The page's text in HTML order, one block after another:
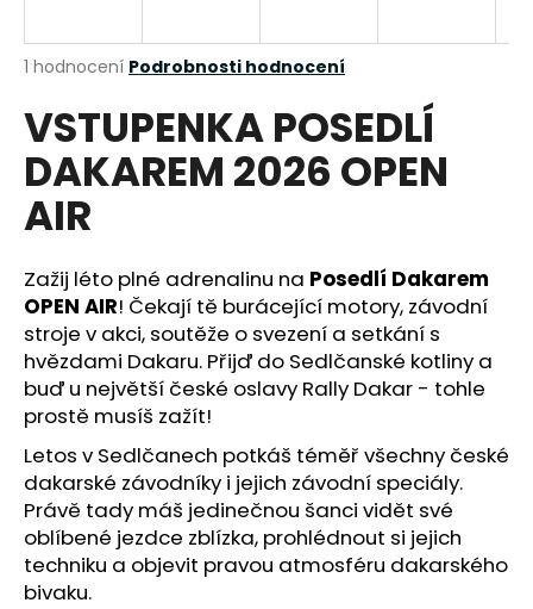
Průměrné
produktu
je
5,0
hvězdiček.
1 hodnocení Podrobnosti hodnocení
VSTUPENKA POSEDLÍ
DAKAREM 2026 OPEN
AIR
Zažij léto plné adrenalinu na Posedlí Dakarem
OPEN AIR! Čekají tě burácející motory, závodní
stroje v akci, soutěže o svezení a setkání s
hvězdami Dakaru. Přijď do Sedlčanské kotliny a
buď u největší české oslavy Rally Dakar - tohle
prostě musíš zažít!
Letos v Sedlčanech potkáš téměř všechny české
dakarské závodníky i jejich závodní speciály.
Právě tady máš jedinečnou šanci vidět své
oblíbené jezdce zblízka, prohlédnout si jejich
techniku a objevit pravou atmosféru dakarského
bivaku.
j
t
?
HLEDAT
D
o
p
o
r
u
č
u
j